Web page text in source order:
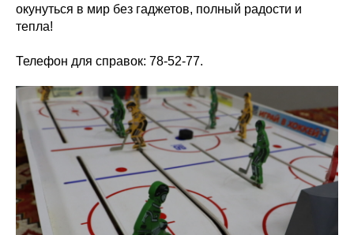
окунуться в мир без гаджетов, полный радости и
тепла!
Телефон для справок: 78-52-77.